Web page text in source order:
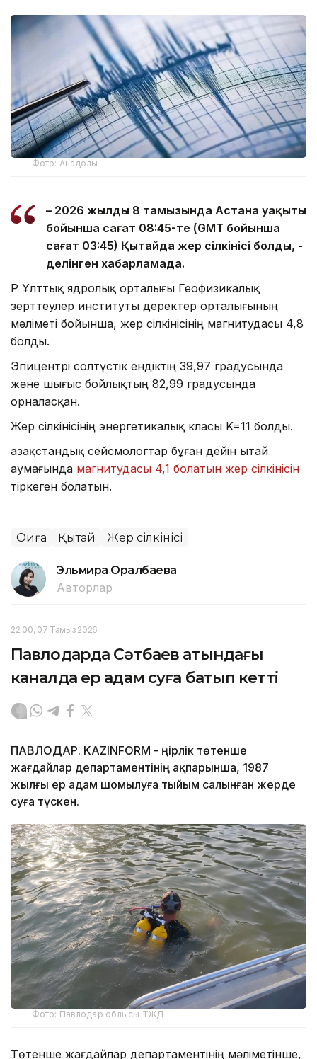
Фото: Анадолы
– 2026 жылдың 8 тамызында Астана уақыты
бойынша сағат 08:45-те (GMT бойынша
сағат 03:45) Қытайда жер сілкінісі болды, -
делінген хабарламада.
ҚР Ұлттық ядролық орталығы Геофизикалық
зерттеулер институты деректер орталығының
мәліметі бойынша, жер сілкінісінің магнитудасы 4,8
болды.
Эпицентрі солтүстік ендіктің 39,97 градусында
және шығыс бойлықтың 82,99 градусында
орналасқан.
Жер сілкінісінің энергетикалық класы K=11 болды.
Қазақстандық сейсмологтар бұған дейін Қытай
аумағында магнитудасы 4,1 болатын жер сілкінісін
тіркеген болатын.
Оқиға Қытай Жер сілкінісі
Эльмира Оралбаева
Авторлар
22:00, 07 Тамыз 2026
Павлодарда Сәтбаев атындағы
каналда ер адам суға батып кетті
ПАВЛОДАР. KAZINFORM - Өңірлік төтенше
жағдайлар департаментінің ақпарынша, 1987
жылғы ер адам шомылуға тыйым салынған жерде
суға түскен.
Фото: Павлодар облысы ТЖД
Төтенше жағдайлар департаментінің мәліметінше,